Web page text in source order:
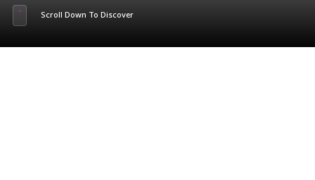
Scroll Down To Discover